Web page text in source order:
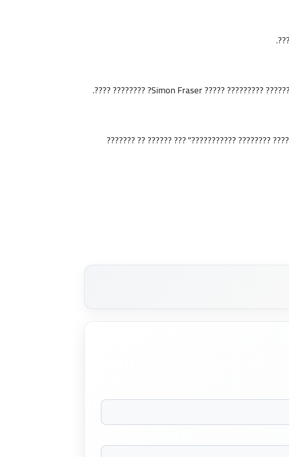
???? ???? ?? ???? ???????
????? ????? "???? ????? ???????? ???????" ??